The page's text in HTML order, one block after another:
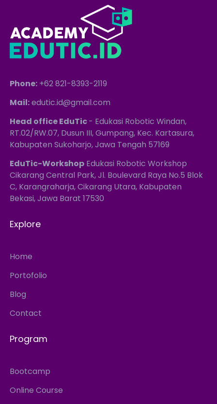
Phone: +62 821-8393-2119
Mail:edutic.id@gmail.com
Head office EduTic- Edukasi Robotic Windan,
RT.02/RW.07, Dusun III, Gumpang, Kec. Kartasura,
Kabupaten Sukoharjo, Jawa Tengah 57169
EduTic-Workshop Edukasi Robotic Workshop
Cikarang Central Park, Jl. Boulevard Raya No.5 Blok
C, Karangraharja, Cikarang Utara, Kabupaten
Bekasi, Jawa Barat 17530
Explore
Home
Portofolio
Blog
Contact
Program
Bootcamp
Online Course